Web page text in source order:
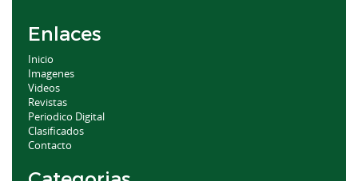
Enlaces
Inicio
Imagenes
Videos
Revistas
Periodico Digital
Clasificados
Contacto